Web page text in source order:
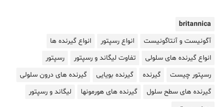
britannica
آگونیست و آنتاگونیست
انواع رسپتور
انواع گیرنده ها
انواع گیرنده های سلولی
تفاوت لیگاند و رسپتور
رسپتور
رسپتور چیست
گیرنده گیرنده بویایی
گیرنده های درون سلولی
گیرنده های سطح سلول
گیرنده های هورمونها
لیگاند و رسپتور